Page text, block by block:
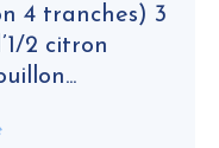
4 tranches) 3
2 citron